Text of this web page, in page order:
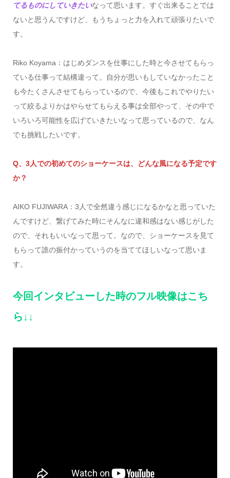
てるものにしていきたいなって思います。すぐ出来ることでは
ないと思うんですけど、もうちょっと力を入れて頑張りたいで
す。
Riko Koyama：はじめダンスを仕事にした時と今させてもらっ
ている仕事って結構違って。自分が思いもしていなかったこと
も今たくさんさせてもらっているので、今後もこれでやりたい
って絞るよりかはやらせてもらえる事は全部やって、その中で
いろいろ可能性を広げていきたいなって思っているので、なん
でも挑戦したいです。
Q、3人での初めてのショーケースは、どんな風になる予定です
か？
AIKO FUJIWARA：3人で全然違う感じになるかなと思っていた
んですけど、繋げてみた時にそんなに違和感はない感じがした
ので、それもいいなって思って。なので、ショーケースを見て
もらって誰の振付かっていうのを当ててほしいなって思いま
す。
今回インタビューした時のフル映像はこち
ら↓↓